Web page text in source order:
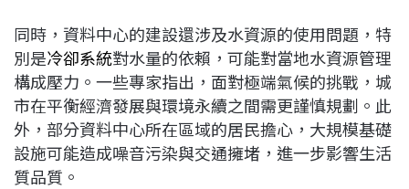
同時，資料中心的建設還涉及水資源的使用問題，特
別是冷卻系統對水量的依賴，可能對當地水資源管理
構成壓力。一些專家指出，面對極端氣候的挑戰，城
市在平衡經濟發展與環境永續之間需更謹慎規劃。此
外，部分資料中心所在區域的居民擔心，大規模基礎
設施可能造成噪音污染與交通擁堵，進一步影響生活
質品質。